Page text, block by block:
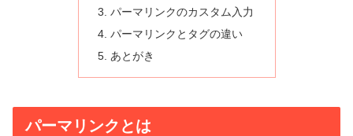
パーマリンクのカスタム入力
パーマリンクとタグの違い
あとがき
パーマリンクとは